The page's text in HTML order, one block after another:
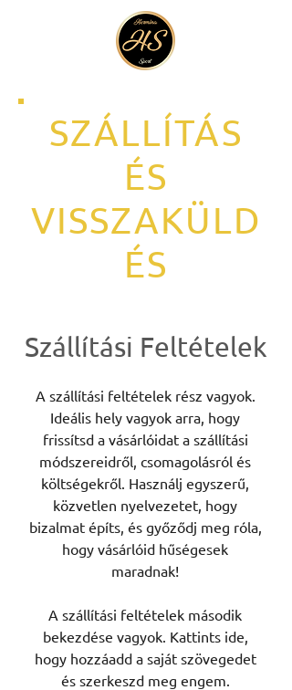
SZÁLLÍTÁS
ÉS
VISSZAKÜLD
ÉS
Szállítási Feltételek
A szállítási feltételek rész vagyok.
Ideális hely vagyok arra, hogy
frissítsd a vásárlóidat a szállítási
módszereidről, csomagolásról és
költségekről. Használj egyszerű,
közvetlen nyelvezetet, hogy
bizalmat építs, és győződj meg róla,
hogy vásárlóid hűségesek
maradnak!
A szállítási feltételek második
bekezdése vagyok. Kattints ide,
hogy hozzáadd a saját szövegedet
és szerkeszd meg engem.